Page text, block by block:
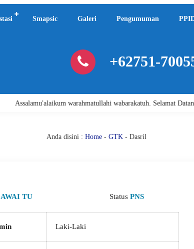
Smapsic Galeri Pengumuman
+62751-
Assalamu'alaikum warahmatullahi wabarakatuh. Selamat Datang
Anda disini : Home - GTK - Dasril
TU Status PNS
Laki-Laki